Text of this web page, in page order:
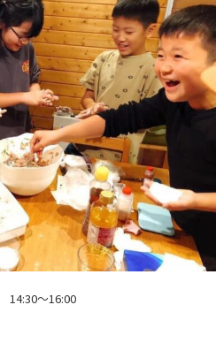
14:30～16:00